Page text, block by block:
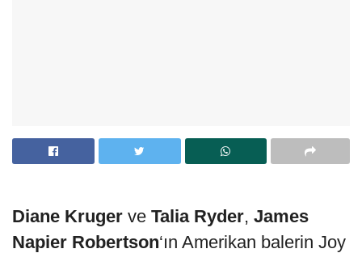
Diane Kruger ve Talia Ryder, James
Napier Robertson‘ın Amerikan balerin Joy